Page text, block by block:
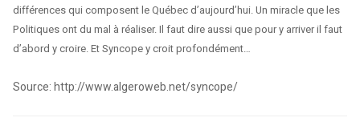
différences qui composent le Québec d’aujourd’hui. Un miracle que les
Politiques ont du mal à réaliser. Il faut dire aussi que pour y arriver il faut
d’abord y croire. Et Syncope y croit profondément…
Source: http://www.algeroweb.net/syncope/